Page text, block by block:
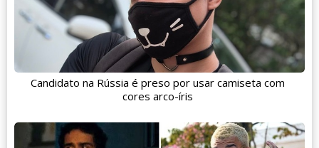
Candidato na Rússia é preso por usar camiseta com
cores arco-íris